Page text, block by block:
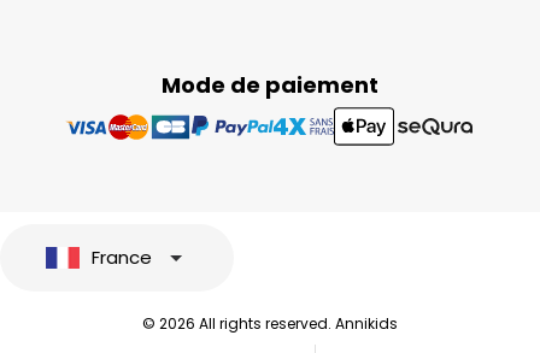
Mode de paiement
France
© 2026 All rights reserved. Annikids